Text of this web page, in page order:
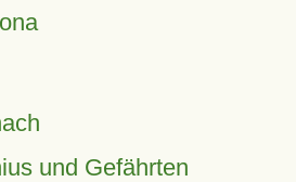
und Gefährten